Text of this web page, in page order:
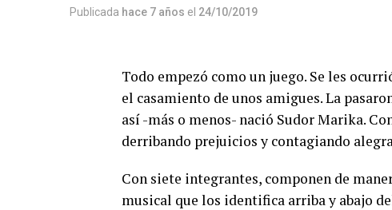
Publicada hace 7 años el 24/10/2019
Todo empezó como un juego. Se les
el casamiento de unos amigues. La
así -más o menos- nació Sudor Marika.
derribando prejuicios y contagiando
Con siete integrantes, componen de
musical que los identifica arriba y abajo